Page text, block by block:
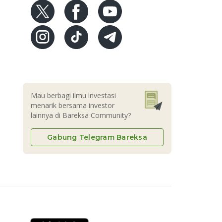
Mau berbagi ilmu investasi
menarik bersama investor
lainnya di Bareksa Community?
Gabung Telegram Bareksa